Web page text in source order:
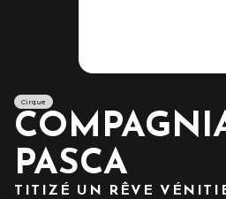
Cirque
PASCA
TITIZÉ UN RÊVE